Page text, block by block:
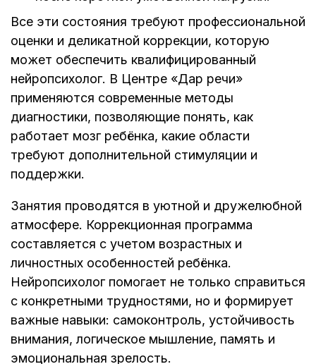
Все эти состояния требуют профессиональной
оценки и деликатной коррекции, которую
может обеспечить квалифицированный
нейропсихолог. В Центре «Дар речи»
применяются современные методы
диагностики, позволяющие понять, как
работает мозг ребёнка, какие области
требуют дополнительной стимуляции и
поддержки.
Занятия проводятся в уютной и дружелюбной
атмосфере. Коррекционная программа
составляется с учетом возрастных и
личностных особенностей ребёнка.
Нейропсихолог помогает не только справиться
с конкретными трудностями, но и формирует
важные навыки: самоконтроль, устойчивость
внимания, логическое мышление, память и
эмоциональная зрелость.